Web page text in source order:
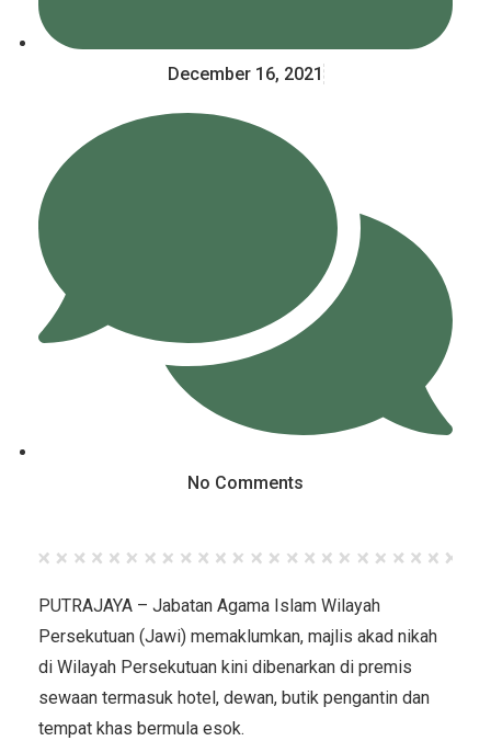
December 16, 2021
No Comments
PUTRAJAYA – Jabatan Agama Islam Wilayah
Persekutuan (Jawi) memaklumkan, majlis akad nikah
di Wilayah Persekutuan kini dibenarkan di premis
sewaan termasuk hotel, dewan, butik pengantin dan
tempat khas bermula esok.